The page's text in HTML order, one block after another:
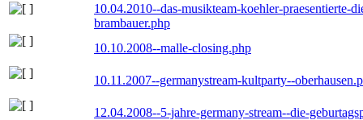
10.04.2010--das-musikteam-koehler-praesentierte-
brambauer.php
10.10.2008--malle-closing.php
10.11.2007--germanystream-kultparty--
12.04.2008--5-jahre-germany-stream--die-